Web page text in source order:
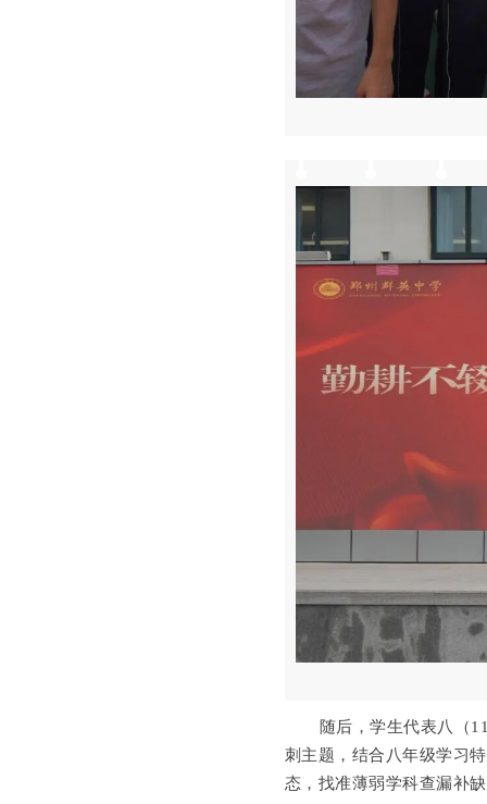
随后，学生代表八 （
刺主题，结合 八年级学习
态，找准薄弱学科查漏补